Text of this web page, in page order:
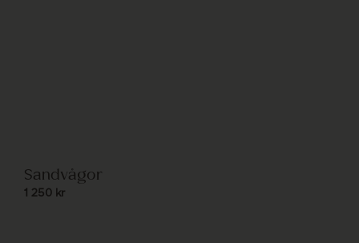
Sandvågor
1 250 kr